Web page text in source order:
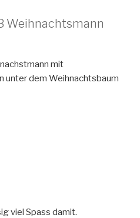
Weihnachtsmann
mit
unter dem Weihnachtsbaum
viel Spass damit.